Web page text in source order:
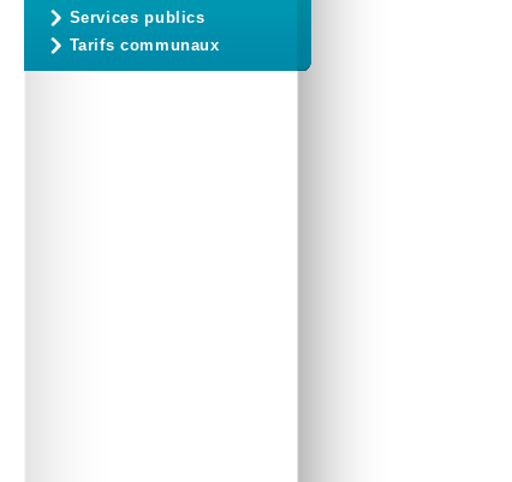
Services publics
Tarifs communaux